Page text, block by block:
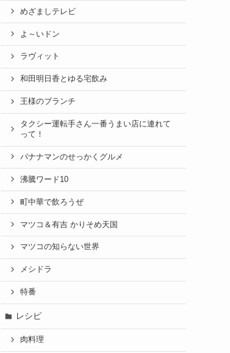
めざましテレビ
よ～いドン
ラヴィット
和田明日香とゆる宅飲み
王様のブランチ
タクシー運転手さん一番うまい店に連れて
って！
バナナマンのせっかくグルメ
沸騰ワード10
町中華で飲ろうぜ
マツコ＆有吉 かりそめ天国
マツコの知らない世界
メシドラ
特番
レシピ
肉料理